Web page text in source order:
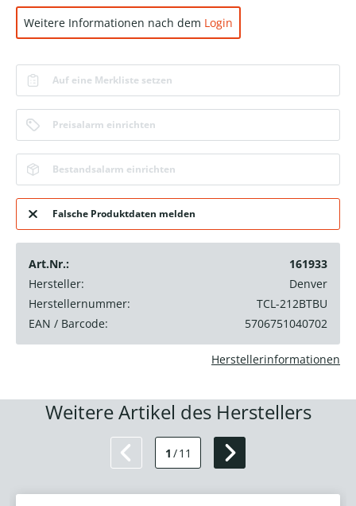
Weitere Informationen nach dem Login
Auf eine Merkliste setzen
Preisalarm einrichten
Bestandsalarm einrichten
Falsche Produktdaten melden
Art.Nr.:
161933
Hersteller:
Denver
Herstellernummer:
TCL-212BTBU
EAN / Barcode:
5706751040702
Herstellerinformationen
Weitere Artikel des Herstellers
1 /11